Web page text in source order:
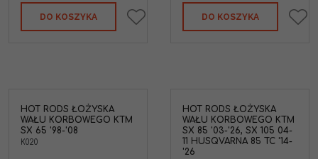
DO KOSZYKA DO KOSZYKA
HOT RODS ŁOŻYSKA
WAŁU KORBOWEGO KTM
SX 65 '98-'08
K020
HOT RODS ŁOŻYSKA
WAŁU KORBOWEGO KTM
SX 85 '03-'26, SX 105 04-
11 HUSQVARNA 85 TC '14-
'26